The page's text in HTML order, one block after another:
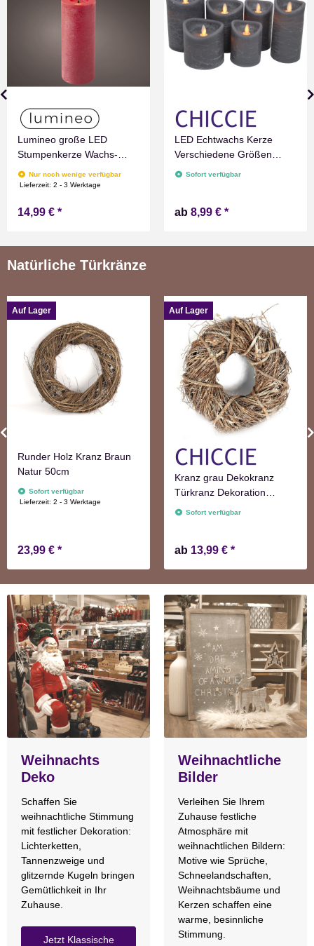
Lumineo große LED
Stumpenkerze Wachs-
Optik Rot mit Timer
Flammen Effect für
hoch
Nur noch wenige verfügbar
Lieferzeit:2 - 3 Werktage
14,99 € *
LED Echtwachs Kerze
Verschiedene Größen
Grau Marmoriert
Technik Timer Batterie
Sofort verfügbar
ab 8,99 € *
Natürliche Türkränze
Auf Lager
Runder Holz Kranz Braun
Natur 50cm
Sofort verfügbar
Lieferzeit:2 - 3 Werktage
23,99 € *
Auf Lager
Kranz grau Dekokranz
Türkranz Dekoration
Wanddekoration
Sofort verfügbar
ab 13,99 € *
Weihnachts
Deko
Schaffen Sie
weihnachtliche Stimmung
mit festlicher Dekoration:
Lichterketten,
Tannenzweige und
glitzernde Kugeln bringen
Gemütlichkeit in Ihr
Zuhause.
Jetzt Klassische
Weihnachtliche
Bilder
Verleihen Sie Ihrem
Zuhause festliche
Atmosphäre mit
weihnachtlichen Bildern:
Motive wie Sprüche,
Schneelandschaften,
Weihnachtsbäume und
Kerzen schaffen eine
warme, besinnliche
Stimmung.